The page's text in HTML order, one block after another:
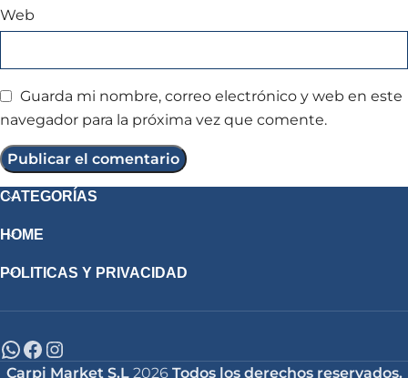
Web
Guarda mi nombre, correo electrónico y web en este
navegador para la próxima vez que comente.
CATEGORÍAS
HOME
POLITICAS Y PRIVACIDAD
Carpi Market S.L 2026 Todos los derechos reservados.